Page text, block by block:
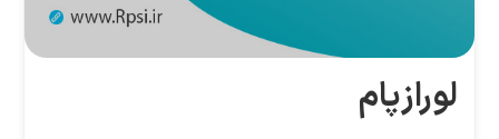
لورازپام